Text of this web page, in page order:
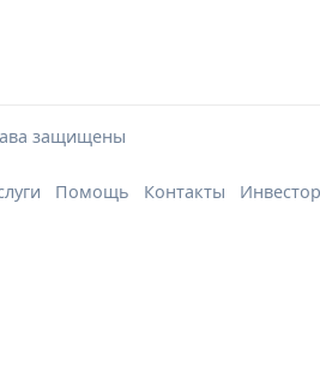
защищены
Помощь Контакты